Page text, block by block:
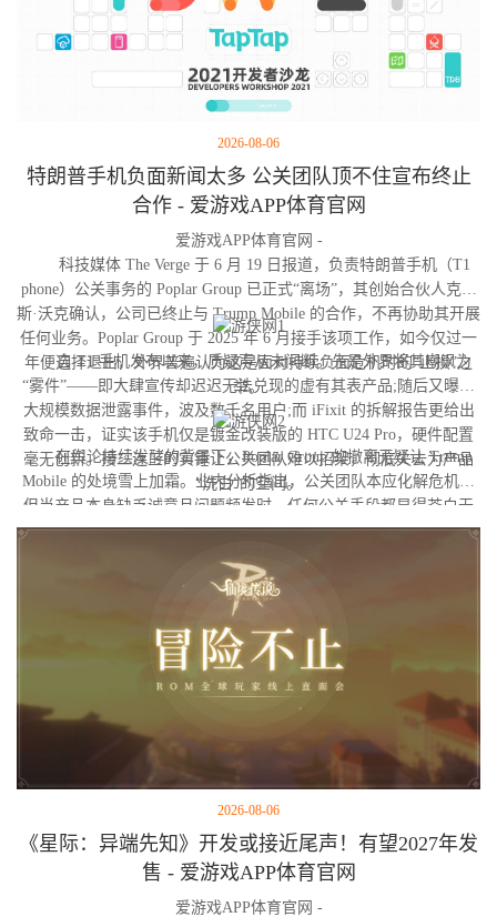
2026-08-06
特朗普手机负面新闻太多 公关团队顶不住宣布终止
合作 - 爱游戏APP体育官网
爱游戏APP体育官网 -
科技媒体 The Verge 于 6 月 19 日报道，负责特朗普手机（T1
phone）公关事务的 Poplar Group 已正式“离场”，其创始合伙人克里
斯·沃克确认，公司已终止与 Trump Mobile 的合作，不再协助其开展
任何业务。Poplar Group 于 2025 年 6 月接手该项工作，如今仅过一
年便选择退出，外界普遍认为这是面对持续负面危机时的“止损”之
举。
自 T1 手机发布以来，质疑声从未间断。先是外界将其嘲讽为
“雾件”——即大肆宣传却迟迟无法兑现的虚有其表产品;随后又曝出
大规模数据泄露事件，波及数千名用户;而 iFixit 的拆解报告更给出
致命一击，证实该手机仅是镀金改装版的 HTC U24 Pro，硬件配置
毫无创新。接二连三的实锤让公关团队难以招架，彻底失去为产品
“洗白”的空间。
在舆论持续发酵的背景下，Poplar Group 的撤离无疑让 Trump
Mobile 的处境雪上加霜。业内分析指出，公关团队本应化解危机，
但当产品本身缺乏诚意且问题频发时，任何公关手段都显得苍白无
力。目前，T1 手机官方尚未就此事做出回应。
2026-08-06
《星际：异端先知》开发或接近尾声！有望2027年发
售 - 爱游戏APP体育官网
爱游戏APP体育官网 -